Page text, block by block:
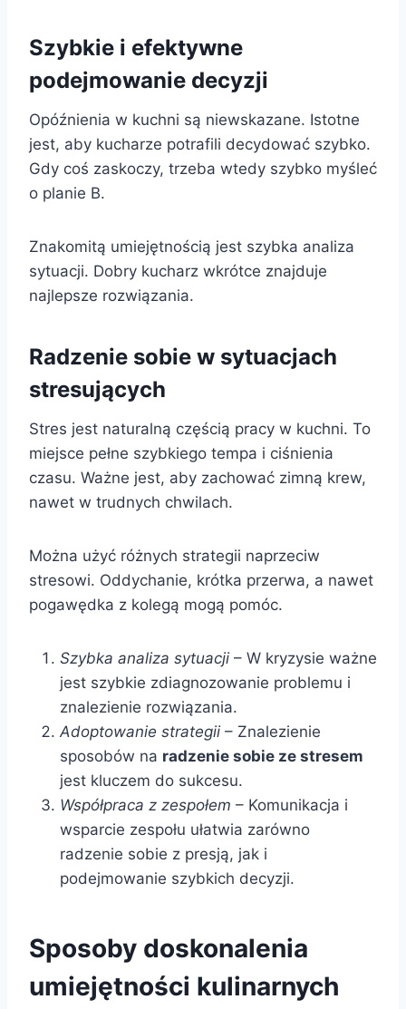
Szybkie i efektywne
podejmowanie decyzji
Opóźnienia w kuchni są niewskazane. Istotne
jest, aby kucharze potrafili decydować szybko.
Gdy coś zaskoczy, trzeba wtedy szybko myśleć
o planie B.
Znakomitą umiejętnością jest szybka analiza
sytuacji. Dobry kucharz wkrótce znajduje
najlepsze rozwiązania.
Radzenie sobie w sytuacjach
stresujących
Stres jest naturalną częścią pracy w kuchni. To
miejsce pełne szybkiego tempa i ciśnienia
czasu. Ważne jest, aby zachować zimną krew,
nawet w trudnych chwilach.
Można użyć różnych strategii naprzeciw
stresowi. Oddychanie, krótka przerwa, a nawet
pogawędka z kolegą mogą pomóc.
Szybka analiza sytuacji – W kryzysie ważne
jest szybkie zdiagnozowanie problemu i
znalezienie rozwiązania.
Adoptowanie strategii – Znalezienie
sposobów na radzenie sobie ze stresem
jest kluczem do sukcesu.
Współpraca z zespołem – Komunikacja i
wsparcie zespołu ułatwia zarówno
radzenie sobie z presją, jak i
podejmowanie szybkich decyzji.
Sposoby doskonalenia
umiejętności kulinarnych